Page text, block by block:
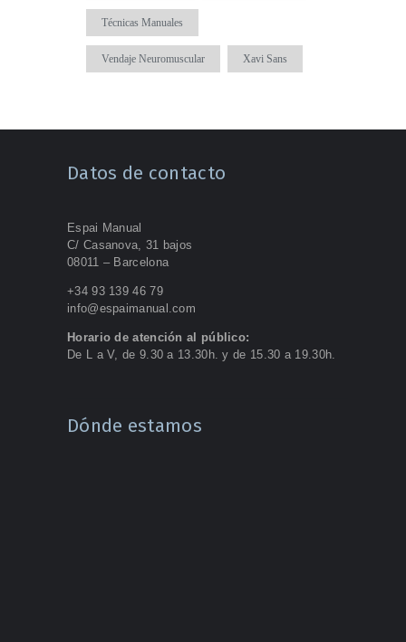
Técnicas Manuales
Vendaje Neuromuscular Xavi Sans
Datos de contacto
Espai Manual
C/ Casanova, 31 bajos
08011 – Barcelona
+34 93 139 46 79
info@espaimanual.com
Horario de atención al público:
De L a V, de 9.30 a 13.30h. y de 15.30 a 19.30h.
Dónde estamos